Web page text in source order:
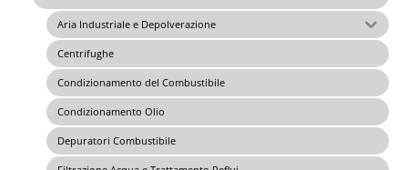
Aria Industriale e Depolverazione
Centrifughe
Condizionamento del Combustibile
Condizionamento Olio
Depuratori Combustibile